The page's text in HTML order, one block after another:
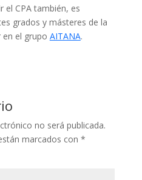
el CPA también, es
grados y másteres de la
en el grupo AITANA.
no será publicada.
marcados con *